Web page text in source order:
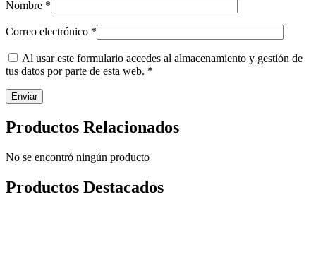
Nombre *
Correo electrónico *
Al usar este formulario accedes al almacenamiento y gestión de
tus datos por parte de esta web. *
Productos Relacionados
No se encontró ningún producto
Productos Destacados